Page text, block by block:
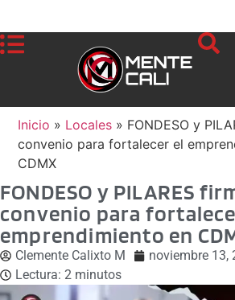
Inicio » Locales » FONDESO y
convenio para fortalecer el
CDMX
FONDESO y PILARES
convenio para
emprendimiento en
Clemente Calixto M noviembre 13,
Lectura: 2 minutos